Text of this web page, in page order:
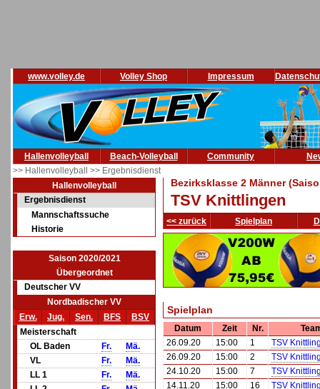
www.volley.de Volley Shop Impressum
Hallenvolleyball Beach-Volleyball Community
>> Hallenvolleyball >> Ergebnisdienst
Hallenvolleyball
Ergebnisdienst
Mannschaftssuche
Historie
Saison 2020/2021
Übergeordnet
Deutscher VV
Nordbadischer VV
Erw.
Jug. Sen. BFS
BSV
Meisterschaft
OL Baden
Fr.
Mä.
VL
Fr.
Mä.
LL 1
Fr.
Mä.
Bezirksklasse 2 Männer
TSV Knittlingen
<< zurück Spielplan
Spielplan
Datum Zeit Nr.
26.09.20
15:00 1
TSV
26.09.20
15:00 2
TSV
24.10.20
15:00 7
TSV
14.11.20
15:00 16
TSV